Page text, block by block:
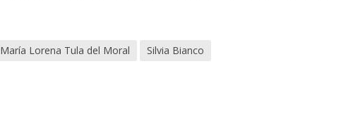
María Lorena Tula del Moral Silvia Bianco